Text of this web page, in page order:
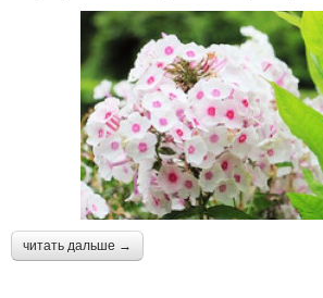
читать дальше →